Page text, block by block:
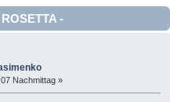
-
61727 mal)
Nachmittag »